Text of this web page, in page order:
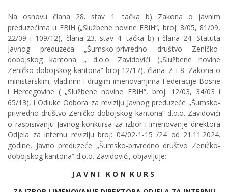
Na osnovu člana 28. stav 1. tačka b) Zakona o javnim
preduzećima u FBiH („Službene novine FBiH“, broj: 8/05, 81/09,
22/09 i 109/12), člana 23. stav 4. tačka b) i člana 24. Statuta
Javnog preduzeća „Šumsko-privredno društvo Zeničko-
dobojskog kantona „ d.o.o. Zavidovići („Službene novine
Zeničko-dobojskog kantona“ broj 12/17), člana 7. i 8. Zakona o
ministarskim, vladinim i drugim imenovanjima Federacije Bosne
i Hercegovine ( „Službene novine FBiH“, broj: 12/03, 34/03 i
65/13), i Odluke Odbora za reviziju Javnog preduzeće „Šumsko-
privredno društvo Zeničko-dobojskog kantona“ d.o.o. Zavidovići
o raspisivanju Javnog konkursa za izbor i imenovanje direktora
Odjela za internu reviziju broj: 04/02-1-15 /24 od 21.11.2024.
godine, Javno preduzeće „Šumsko-privredno društvo Zeničko-
dobojskog kantona“ d.o.o. Zavidovići, objavljuje:
J A V N I K O N K U R S